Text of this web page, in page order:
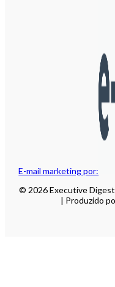
E-mail marketing por:
© 2026 Executive
| Produzido